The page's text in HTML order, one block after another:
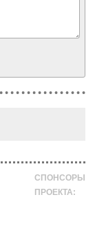
СПОНСОРЫ
ПРОЕКТА: